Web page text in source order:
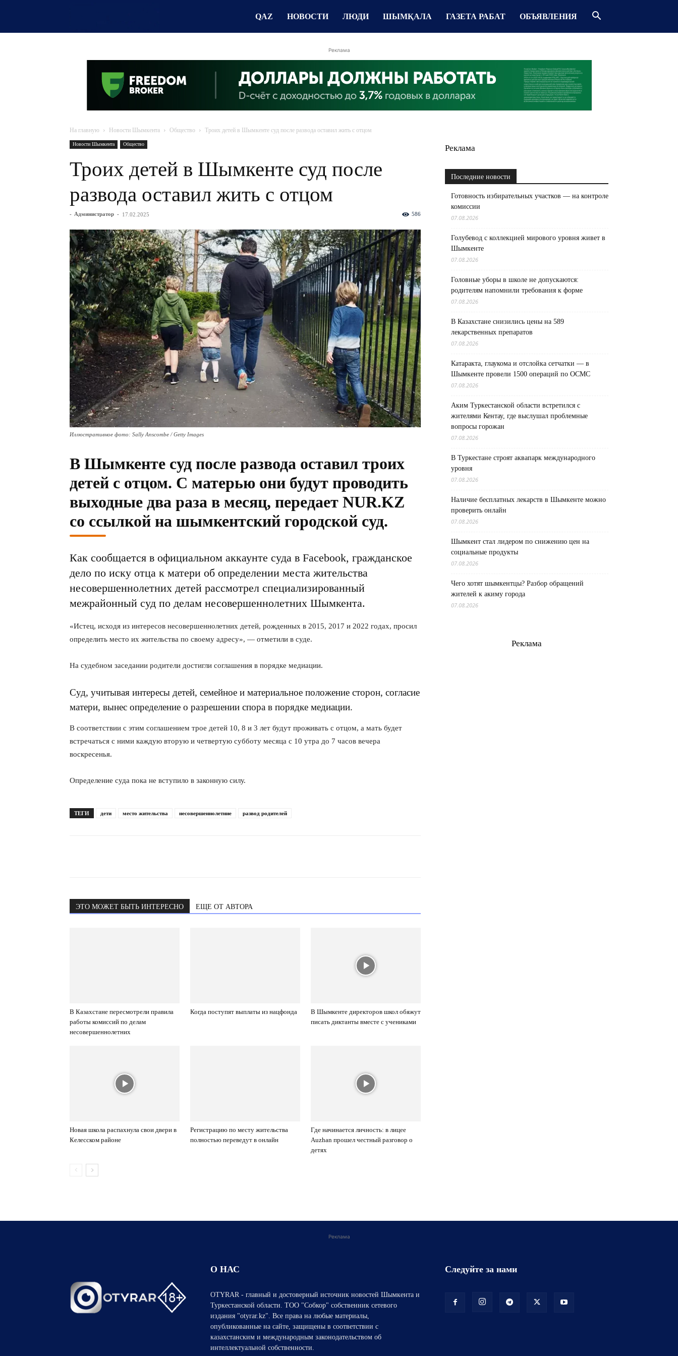
QAZ НОВОСТИ ЛЮДИ ШЫМҚАЛА ГАЗЕТА РАБАТ ОБЪЯВЛЕНИЯ
Реклама
На главную Новости Шымкента Общество Троих детей в Шымкенте суд после развода оставил жить с отцом
Новости Шымкента Общество
Троих детей в Шымкенте суд после
развода оставил жить с отцом
- Администратор - 17.02.2025 586
Иллюстративное фото: Sally Anscombe / Getty Images
В Шымкенте суд после развода оставил троих
детей с отцом. С матерью они будут проводить
выходные два раза в месяц, передает NUR.KZ
со ссылкой на шымкентский городской суд.
Как сообщается в официальном аккаунте суда в Facebook, гражданское
дело по иску отца к матери об определении места жительства
несовершеннолетних детей рассмотрел специализированный
межрайонный суд по делам несовершеннолетних Шымкента.
«Истец, исходя из интересов несовершеннолетних детей, рожденных в 2015, 2017 и 2022 годах, просил
определить место их жительства по своему адресу», — отметили в суде.
На судебном заседании родители достигли соглашения в порядке медиации.
Суд, учитывая интересы детей, семейное и материальное положение сторон, согласие
матери, вынес определение о разрешении спора в порядке медиации.
В соответствии с этим соглашением трое детей 10, 8 и 3 лет будут проживать с отцом, а мать будет
встречаться с ними каждую вторую и четвертую субботу месяца с 10 утра до 7 часов вечера
воскресенья.
Определение суда пока не вступило в законную силу.
ТЕГИ дети место жительства несовершеннолетние развод родителей
ЭТО МОЖЕТ БЫТЬ ИНТЕРЕСНО ЕЩЕ ОТ АВТОРА
В Казахстане пересмотрели правила
работы комиссий по делам
несовершеннолетних
Когда поступят выплаты из нацфонда
В Шымкенте директоров школ обяжут
писать диктанты вместе с учениками
Новая школа распахнула свои двери в
Келесском районе
Регистрацию по месту жительства
полностью переведут в онлайн
Где начинается личность: в лицее
Auzhan прошел честный разговор о
детях
Реклама
Последние новости
Готовность избирательных участков — на контроле
комиссии
07.08.2026
Голубевод с коллекцией мирового уровня живет в
Шымкенте
07.08.2026
Головные уборы в школе не допускаются:
родителям напомнили требования к форме
07.08.2026
В Казахстане снизились цены на 589
лекарственных препаратов
07.08.2026
Катаракта, глаукома и отслойка сетчатки — в
Шымкенте провели 1500 операций по ОСМС
07.08.2026
Аким Туркестанской области встретился с
жителями Кентау, где выслушал проблемные
вопросы горожан
07.08.2026
В Туркестане строят аквапарк международного
уровня
07.08.2026
Наличие бесплатных лекарств в Шымкенте можно
проверить онлайн
07.08.2026
Шымкент стал лидером по снижению цен на
социальные продукты
07.08.2026
Чего хотят шымкентцы? Разбор обращений
жителей к акиму города
07.08.2026
Реклама
Реклама
О НАС
OTYRAR - главный и достоверный источник новостей Шымкента и
Туркестанской области. ТОО "Собкор" собственник сетевого
издания "otyrar.kz". Все права на любые материалы,
опубликованные на сайте, защищены в соответствии с
казахстанским и международным законодательством об
интеллектуальной собственности.
Следуйте за нами